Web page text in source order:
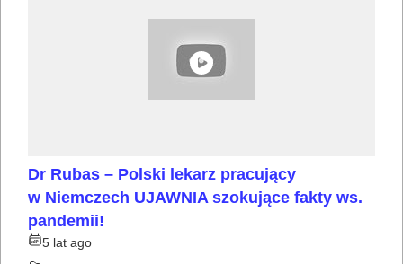
Dr Rubas – Polski lekarz pracujący
w Niemczech UJAWNIA szokujące fakty ws.
pandemii!
5 lat ago